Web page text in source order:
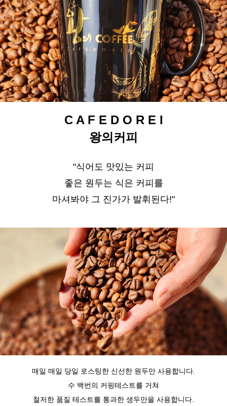
C A F E D O R E I
왕의커피
"식어도 맛있는 커피
좋은 원두는 식은 커피를
마셔봐야 그 진가가 발휘된다!"
매일 매일 당일 로스팅한 신선한 원두만 사용합니다.
수 백번의 커핑테스트를 거쳐
철저한 품질 테스트를 통과한 생두만을 사용합니다.